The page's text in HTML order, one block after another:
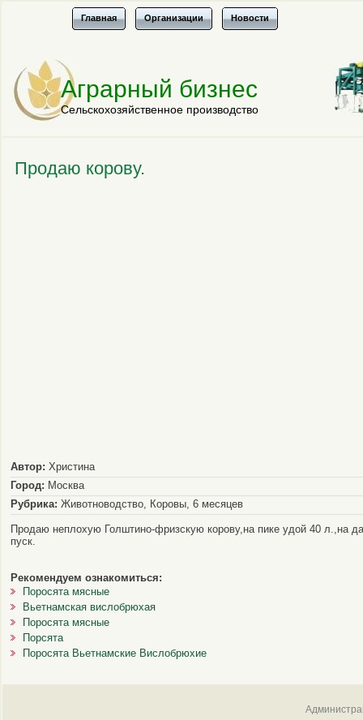
Главная Организации Новости
Аграрный бизнес
Сельскохозяйственное производство
Продаю корову.
Автор: Христина
Город: Москва
Рубрика: Животноводство, Коровы, 6 месяцев
Продаю неплохую Голштино-фризскую корову,на пике удой 40 л.,на
пуск.
Рекомендуем ознакомиться:
Поросята мясные
Вьетнамская вислобрюхая
Поросята мясные
Порсята
Поросята Вьетнамские Вислобрюхие